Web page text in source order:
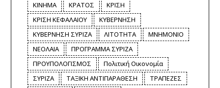
ΚΙΝΗΜΑ
ΚΡΑΤΟΣ
ΚΡΙΣΗ
ΚΡΙΣΗ ΚΕΦΑΛΑΙΟΥ
ΚΥΒΕΡΝΗΣΗ
ΚΥΒΕΡΝΗΣΗ ΣΥΡΙΖΑ
ΛΙΤΟΤΗΤΑ
ΜΝΗΜΟΝΙΟ
ΝΕΟΛΑΙΑ
ΠΡΟΓΡΑΜΜΑ ΣΥΡΙΖΑ
ΠΡΟΥΠΟΛΟΓΙΣΜΟΣ
Πολιτική Οικονομία
ΣΥΡΙΖΑ
ΤΑΞΙΚΗ ΑΝΤΙΠΑΡΑΘΕΣΗ
ΤΡΑΠΕΖΕΣ